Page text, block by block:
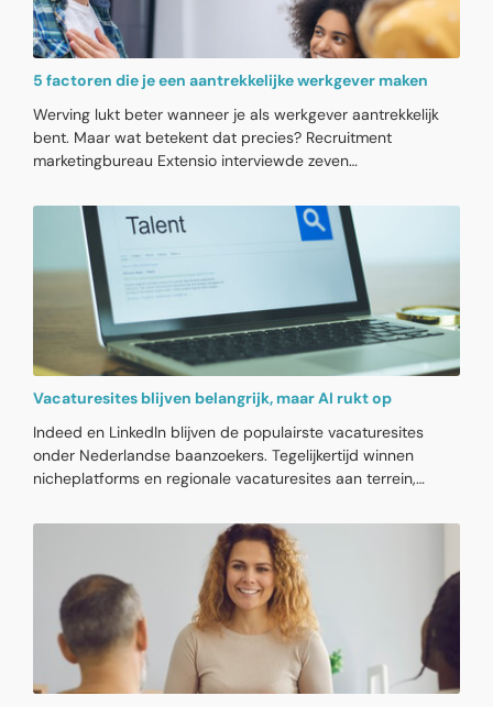
5 factoren die je een aantrekkelijke werkgever maken
Werving lukt beter wanneer je als werkgever aantrekkelijk
bent. Maar wat betekent dat precies? Recruitment
marketingbureau Extensio interviewde zeven
Vincent en René Brouwers. Geen van hen noemt salaris als
doorslaggevende factor. Wat zij wel noemen, levert vijf
concrete actiepunten op voor jouw HR-afdeling.
Vacaturesites blijven belangrijk, maar AI rukt op
Indeed en LinkedIn blijven de populairste vacaturesites
onder Nederlandse baanzoekers. Tegelijkertijd winnen
nicheplatforms en regionale vacaturesites aan terrein,
zoeken naar vacatures wordt AI-gebruik belangrijker. Als
vacaturesites daar niet op inspelen, zullen velen de
komende jaren wegkwijnen.